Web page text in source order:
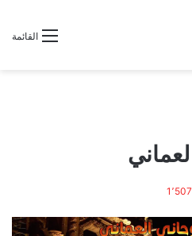
القائمة
1٬507